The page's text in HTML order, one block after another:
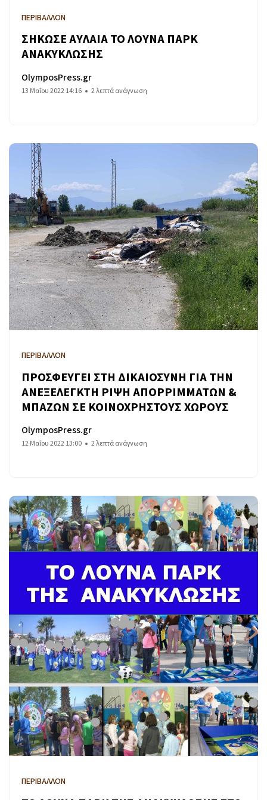
ΠΕΡΙΒΑΛΛΟΝ
ΣΗΚΩΣΕ ΑΥΛΑΙΑ ΤΟ ΛΟΥΝΑ ΠΑΡΚ
ΑΝΑΚΥΚΛΩΣΗΣ
OlymposPress.gr
13 Μαΐου 2022 14:16 2 λεπτά ανάγνωση
ΠΕΡΙΒΑΛΛΟΝ
ΠΡΟΣΦΕΥΓΕΙ ΣΤΗ ΔΙΚΑΙΟΣΥΝΗ ΓΙΑ ΤΗΝ
ΑΝΕΞΕΛΕΓΚΤΗ ΡΙΨΗ ΑΠΟΡΡΙΜΜΑΤΩΝ &
ΜΠΑΖΩΝ ΣΕ ΚΟΙΝΟΧΡΗΣΤΟΥΣ ΧΩΡΟΥΣ
OlymposPress.gr
12 Μαΐου 2022 13:00 2 λεπτά ανάγνωση
ΠΕΡΙΒΑΛΛΟΝ